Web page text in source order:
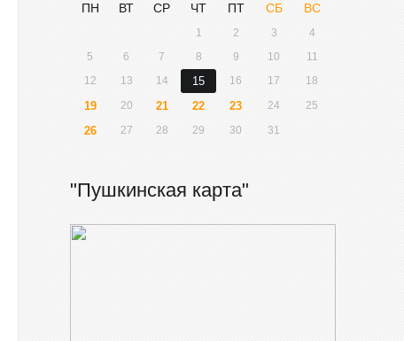
ПН ВТ СР ЧТ ПТ СБ ВС
1 2 3
4
5
6 7 8 9 10
11
12
13 14 15 16 17 18
19 20 21 22 23 24 25
26 27 28 29 30 31
"Пушкинская карта"